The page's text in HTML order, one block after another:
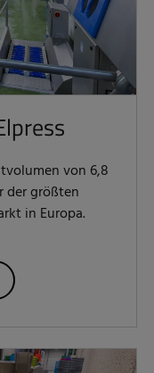
von 6,8
der größten
in Europa.